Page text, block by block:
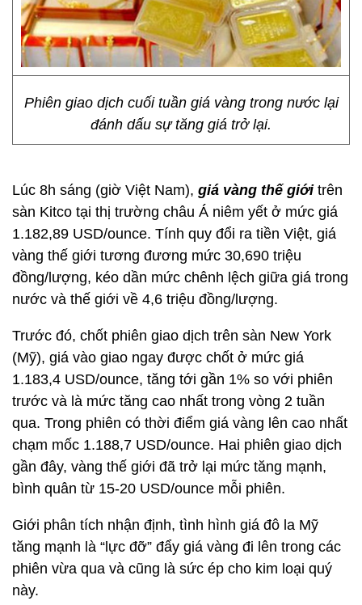
Phiên giao dịch cuối tuần giá vàng trong nước lại
đánh dấu sự tăng giá trở lại.
Lúc 8h sáng (giờ Việt Nam), giá vàng thế giớitrên
sàn Kitco tại thị trường châu Á niêm yết ở mức giá
1.182,89 USD/ounce. Tính quy đổi ra tiền Việt, giá
vàng thế giới tương đương mức 30,690 triệu
đồng/lượng, kéo dần mức chênh lệch giữa giá trong
nước và thế giới về 4,6 triệu đồng/lượng.
Trước đó, chốt phiên giao dịch trên sàn New York
(Mỹ), giá vào giao ngay được chốt ở mức giá
1.183,4 USD/ounce, tăng tới gần 1% so với phiên
trước và là mức tăng cao nhất trong vòng 2 tuần
qua. Trong phiên có thời điểm giá vàng lên cao nhất
chạm mốc 1.188,7 USD/ounce. Hai phiên giao dịch
gần đây, vàng thế giới đã trở lại mức tăng mạnh,
bình quân từ 15-20 USD/ounce mỗi phiên.
Giới phân tích nhận định, tình hình giá đô la Mỹ
tăng mạnh là “lực đỡ” đẩy giá vàng đi lên trong các
phiên vừa qua và cũng là sức ép cho kim loại quý
này.